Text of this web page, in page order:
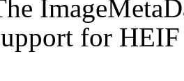
for HEIF